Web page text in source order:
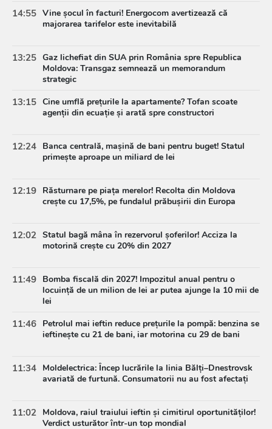
14:55 Vine șocul în facturi! Energocom avertizează că
majorarea tarifelor este inevitabilă
13:25 Gaz lichefiat din SUA prin România spre Republica
Moldova: Transgaz semnează un memorandum
strategic
13:15 Cine umflă prețurile la apartamente? Tofan scoate
agenții din ecuație și arată spre constructori
12:24 Banca centrală, mașină de bani pentru buget! Statul
primește aproape un miliard de lei
12:19 Răsturnare pe piața merelor! Recolta din Moldova
crește cu 17,5%, pe fundalul prăbușirii din Europa
12:02 Statul bagă mâna în rezervorul șoferilor! Acciza la
motorină crește cu 20% din 2027
11:49 Bomba fiscală din 2027! Impozitul anual pentru o
locuință de un milion de lei ar putea ajunge la 10 mii de
lei
11:46 Petrolul mai ieftin reduce prețurile la pompă: benzina se
ieftinește cu 21 de bani, iar motorina cu 29 de bani
11:34 Moldelectrica: Încep lucrările la linia Bălți–Dnestrovsk
avariată de furtună. Consumatorii nu au fost afectați
11:02 Moldova, raiul traiului ieftin și cimitirul oportunităților!
Verdict usturător într-un top mondial